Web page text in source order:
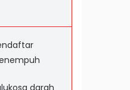
darah